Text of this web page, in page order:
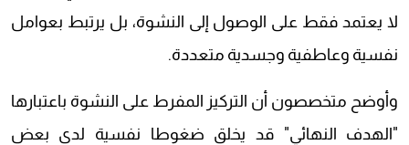
لا يعتمد فقط على الوصول إلى النشوة، بل يرتبط بعوامل
نفسية وعاطفية وجسدية متعددة.
وأوضح متخصصون أن التركيز المفرط على النشوة باعتبارها
"الهدف النهائي" قد يخلق ضغوطا نفسية لدى بعض